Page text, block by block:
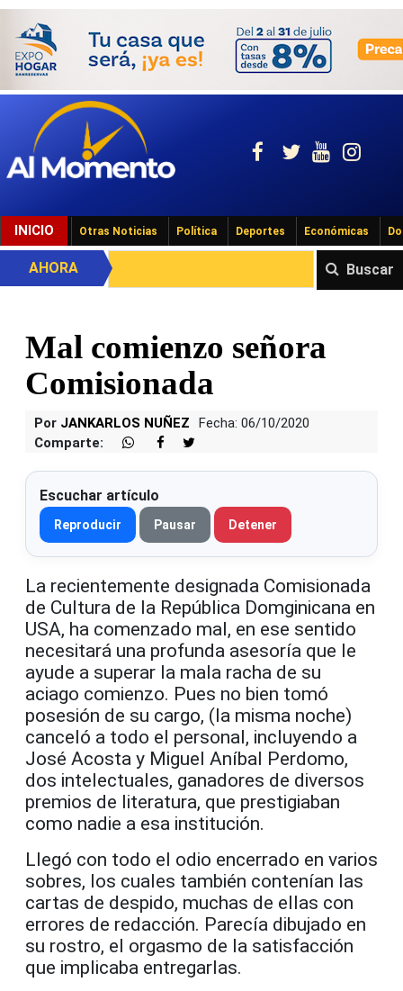
INICIO Otras Noticias Política Deportes Económicas
Buscar
AHORA
Mal comienzo señora
Comisionada
Por JANKARLOS NUÑEZ
Fecha: 06/10/2020
Comparte:
Escuchar artículo
Reproducir Pausar Detener
La recientemente designada Comisionada
de Cultura de la República Domginicana en
USA, ha comenzado mal, en ese sentido
necesitará una profunda asesoría que le
ayude a superar la mala racha de su
aciago comienzo. Pues no bien tomó
posesión de su cargo, (la misma noche)
canceló a todo el personal, incluyendo a
José Acosta y Miguel Aníbal Perdomo,
dos intelectuales, ganadores de diversos
premios de literatura, que prestigiaban
como nadie a esa institución.
Llegó con todo el odio encerrado en varios
sobres, los cuales también contenían las
cartas de despido, muchas de ellas con
errores de redacción. Parecía dibujado en
su rostro, el orgasmo de la satisfacción
que implicaba entregarlas.